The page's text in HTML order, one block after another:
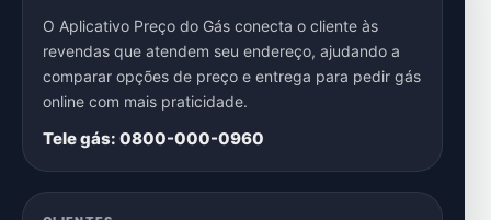
O Aplicativo Preço do Gás conecta o cliente às
revendas que atendem seu endereço, ajudando a
comparar opções de preço e entrega para pedir gás
online com mais praticidade.
Tele gás: 0800-000-0960